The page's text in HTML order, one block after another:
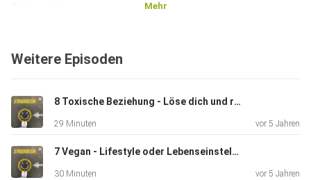
Körper. Es ist der einzige Ort, den du zum Leben hast. - Jim
Mehr
Weitere Episoden
8 Toxische Beziehung - Löse dich und resette dein Mindset
29 Minuten vor 5 Jahren
7 Vegan - Lifestyle oder Lebenseinstellung TEIL 2
30 Minuten vor 5 Jahren